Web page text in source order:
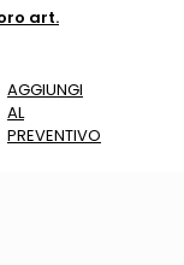
art.
AGGIUNGI
AL
PREVENTIVO